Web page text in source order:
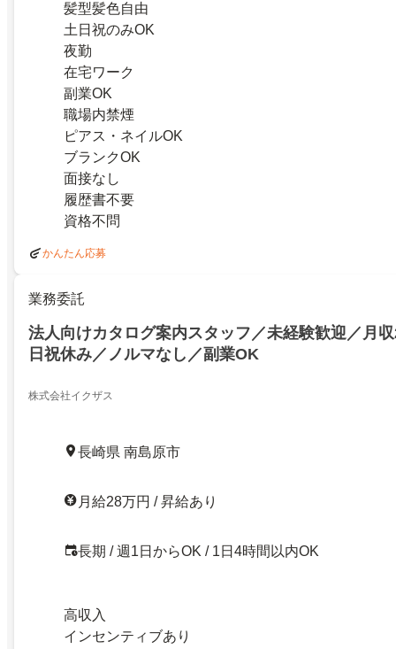
髪型髪色自由
土日祝のみOK
夜勤
在宅ワーク
副業OK
職場内禁煙
ピアス・ネイルOK
ブランクOK
面接なし
履歴書不要
資格不問
かんたん応募
業務委託
法人向けカタログ案内スタッフ／未経験歓迎／月
日祝休み／ノルマなし／副業OK
株式会社イクザス
長崎県 南島原市
月給28万円 / 昇給あり
長期 / 週1日からOK / 1日4時間以内OK
高収入
インセンティブあり